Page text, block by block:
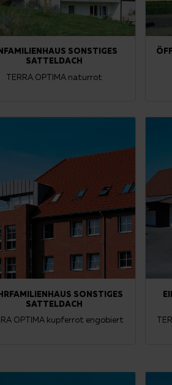
SONSTIGES
SATTELDACH
TERRA OPTIMA naturrot
SONSTIGES
SATTELDACH
OPTIMA kupferrot engobiert